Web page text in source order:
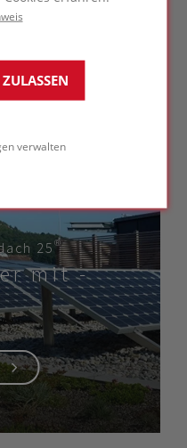
verwalten
­25®
mit